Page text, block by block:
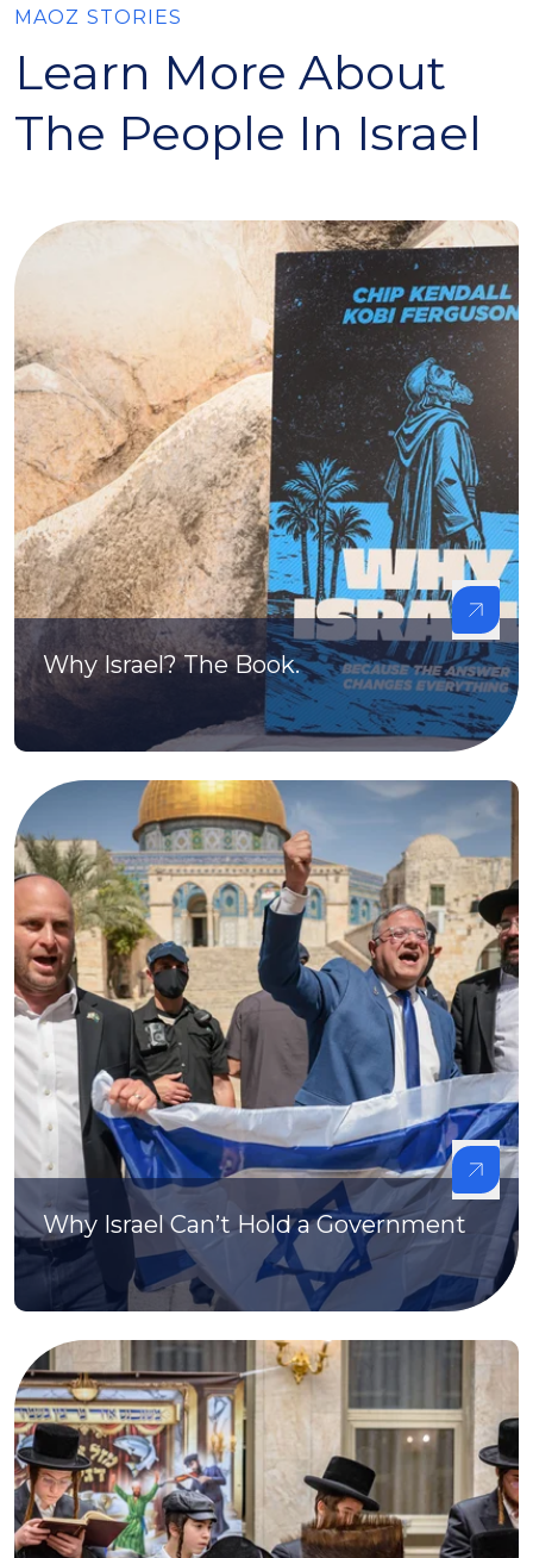
MAOZ STORIES
Learn More About
The People In Israel
Why Israel? The Book.
Why Israel Can’t Hold a Government